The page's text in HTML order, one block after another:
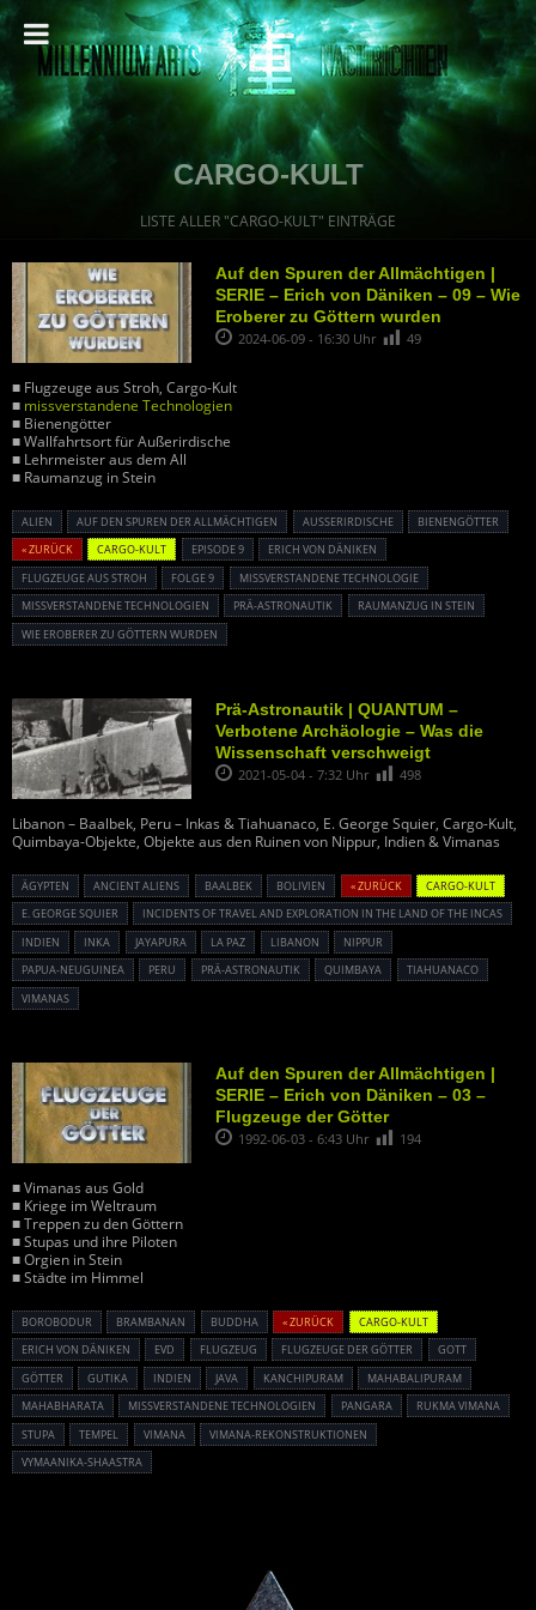
CARGO-KULT
LISTE ALLER "CARGO-KULT" EINTRÄGE
Auf den Spuren der Allmächtigen |
SERIE – Erich von Däniken – 09 – Wie
Eroberer zu Göttern wurden
2024-06-09 - 16:30 Uhr 49
■ Flugzeuge aus Stroh, Cargo-Kult
■ missverstandene Technologien
■ Bienengötter
■ Wallfahrtsort für Außerirdische
■ Lehrmeister aus dem All
■ Raumanzug in Stein
ALIEN AUF DEN SPUREN DER ALLMÄCHTIGEN AUSSERIRDISCHE
BIENENGÖTTER
« ZURÜCK
CARGO-KULT EPISODE 9
ERICH VON DÄNIKEN
FLUGZEUGE AUS STROH
FOLGE 9
MISSVERSTANDENE TECHNOLOGIE
MISSVERSTANDENE TECHNOLOGIEN
PRÄ-ASTRONAUTIK
RAUMANZUG IN STEIN
WIE EROBERER ZU GÖTTERN WURDEN
Prä-Astronautik | QUANTUM –
Verbotene Archäologie – Was die
Wissenschaft verschweigt
2021-05-04 - 7:32 Uhr 498
Libanon – Baalbek, Peru – Inkas & Tiahuanaco, E. George Squier, Cargo-Kult,
Quimbaya-Objekte, Objekte aus den Ruinen von Nippur, Indien & Vimanas
ÄGYPTEN ANCIENT ALIENS BAALBEK BOLIVIEN « ZURÜCK
CARGO-KULT
E. GEORGE SQUIER
INCIDENTS OF TRAVEL AND EXPLORATION IN THE LAND OF THE INCAS
INDIEN
INKA JAYAPURA LA PAZ LIBANON
NIPPUR
PAPUA-NEUGUINEA
PERU PRÄ-ASTRONAUTIK QUIMBAYA
TIAHUANACO
VIMANAS
Auf den Spuren der Allmächtigen |
SERIE – Erich von Däniken – 03 –
Flugzeuge der Götter
1992-06-03 - 6:43 Uhr 194
■ Vimanas aus Gold
■ Kriege im Weltraum
■ Treppen zu den Göttern
■ Stupas und ihre Piloten
■ Orgien in Stein
■ Städte im Himmel
BOROBODUR BRAMBANAN BUDDHA « ZURÜCK
CARGO-KULT
ERICH VON DÄNIKEN
EVD FLUGZEUG FLUGZEUGE DER GÖTTER
GOTT
GÖTTER
GUTIKA INDIEN JAVA KANCHIPURAM
MAHABALIPURAM
MAHABHARATA
MISSVERSTANDENE TECHNOLOGIEN PANGARA
RUKMA VIMANA
STUPA
TEMPEL VIMANA
VIMANA-REKONSTRUKTIONEN
VYMAANIKA-SHAASTRA